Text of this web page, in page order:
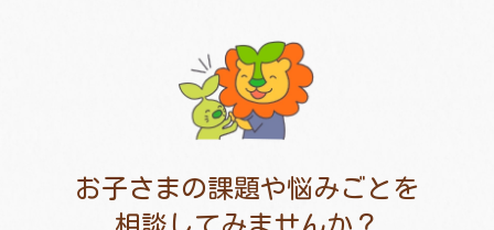
お子さまの課題や悩みごとを
相談してみませんか？